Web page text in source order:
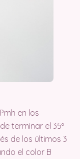
en los
terminar el 35º
de los últimos 3
el color B